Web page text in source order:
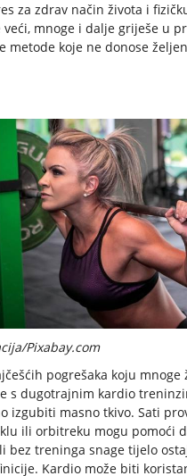
za zdrav način života i
veći, mnoge i dalje griješe u
metode koje ne donose
Pixabay.com
pogrešaka koju mnoge
s dugotrajnim kardio
izgubiti masno tkivo. Sati
ili orbitreku mogu pomoći
bez treninga snage tijelo
Kardio može biti